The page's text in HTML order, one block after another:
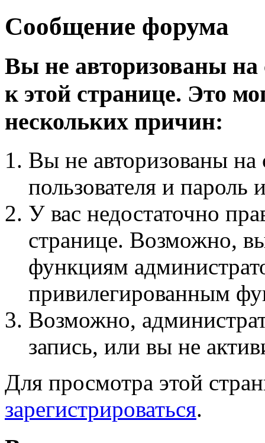
Сообщение форума
Вы не авторизованы на
к этой странице. Это
нескольких причин:
Вы не авторизованы на
пользователя и пароль
У вас недостаточно
странице. Возможно,
функциям
привилегированным
Возможно,
запись, или вы не
Для просмотра этой
зарегистрироваться.